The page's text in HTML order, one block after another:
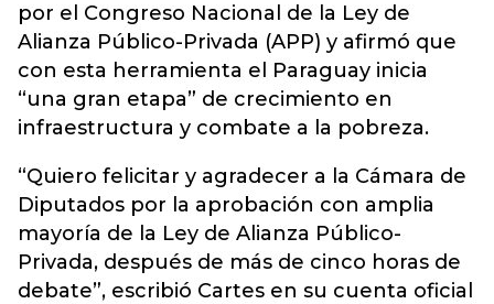
por el Congreso Nacional de la Ley de
Alianza Público-Privada (APP) y afirmó que
con esta herramienta el Paraguay inicia
“una gran etapa” de crecimiento en
infraestructura y combate a la pobreza.
“Quiero felicitar y agradecer a la Cámara de
Diputados por la aprobación con amplia
mayoría de la Ley de Alianza Público-
Privada, después de más de cinco horas de
debate”, escribió Cartes en su cuenta oficial